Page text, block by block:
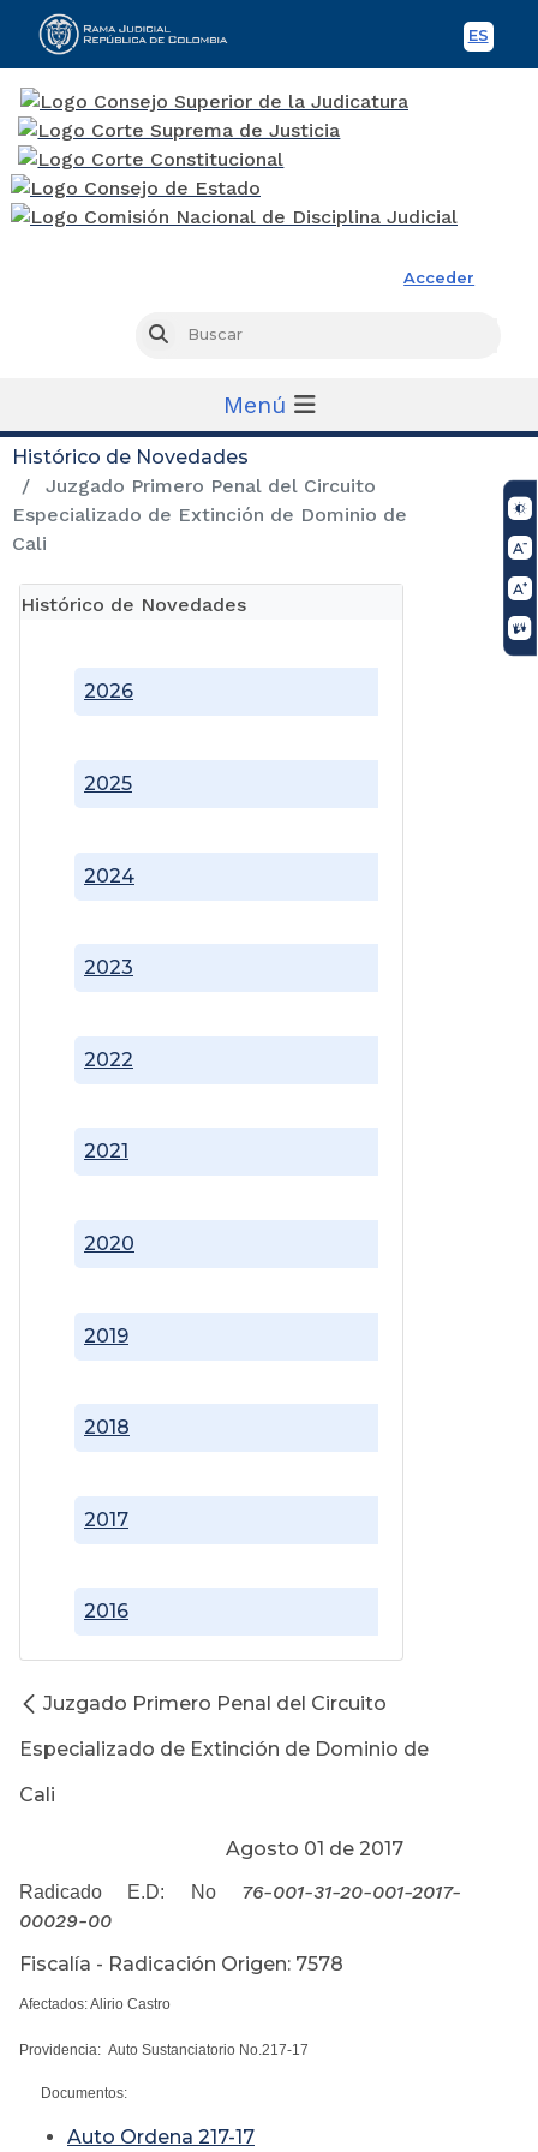
ES
Acceder
Buscar
Menú
Histórico de Novedades
Juzgado Primero Penal del Circuito
Especializado de Extinción de Dominio de
Cali
Histórico de Novedades
2016
2017
2018
2019
2020
2021
2022
2023
2024
2025
2026
Juzgado Primero Penal del Circuito
Especializado de Extinción de Dominio de
Cali
Agosto 01 de 2017
Radicado E.D: No 76-001-31-20-001-2017-
00029-00
Fiscalía - Radicación Origen: 7578
Afectados: Alirio Castro
Providencia: Auto Sustanciatorio No.217-17
Documentos:
Auto Ordena 217-17